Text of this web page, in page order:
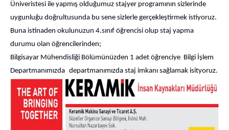
Üniveristesi ile yapmış olduğumuz stajyer programının sizlerinde
uygunluğu doğrultusunda bu sene sizlerle gerçekleştirmek istiyoruz.
Buna istinaden okulunuzun 4.sınıf öğrencisi olup staj yapma
durumu olan öğrencilerinden;
Bilgisayar Mühendisliği Bölümünüzden 1 adet öğrenciye Bilgi İşlem
Departmanımızda departmanımızda staj imkanı sağlamak isityoruz.